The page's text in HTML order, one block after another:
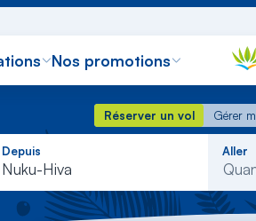
Nos promotions
Réserver un vol Gérer
Réserver un vol
Gérer
Depuis
Nuku-Hiva
dans
liste
Aller